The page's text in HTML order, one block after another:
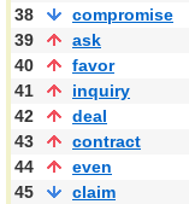
38
compromise
39
ask
40
favor
41
inquiry
42
deal
43
contract
44
even
45
claim